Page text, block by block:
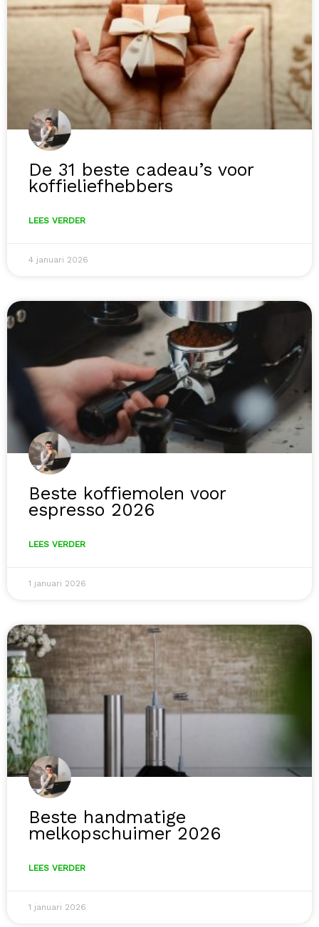
De 31 beste cadeau’s voor
koffieliefhebbers
LEES VERDER
4 januari 2026
Beste koffiemolen voor
espresso 2026
LEES VERDER
1 januari 2026
Beste handmatige
melkopschuimer 2026
LEES VERDER
1 januari 2026